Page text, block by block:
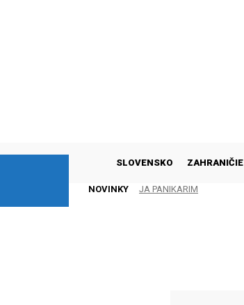
SLOVENSKO ZAHRANIČIE
NOVINKY JA PANIKARIM